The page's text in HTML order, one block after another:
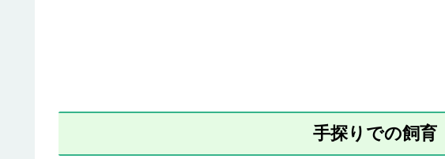
手探りでの飼育